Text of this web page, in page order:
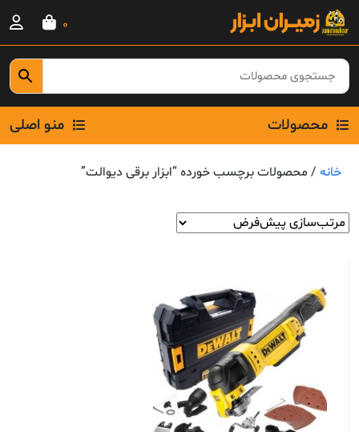
Skip
content
0
محصولات منو اصلی
خانه / محصولات برچسب خورده “ابزار برقی دیوالت”